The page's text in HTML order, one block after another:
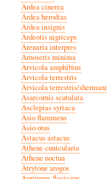
Ardea cinerea
Ardea herodias
Ardea insignis
Ardeotis nigriceps
Arenaria interpres
Arnoseris minima
Arvicola amphibius
Arvicola terrestris
Arvicola terrestris/shermani
Asarcornis scutulata
Asclepias syriaca
Asio flammeus
Asio otus
Astacus astacus
Athene cunicularia
Athene noctua
Atrytone arogos